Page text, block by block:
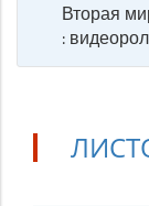
Вторая
: